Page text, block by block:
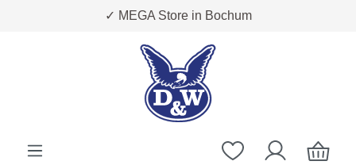
Zum Hauptinhalt springen✓ MEGA Store in Bochum